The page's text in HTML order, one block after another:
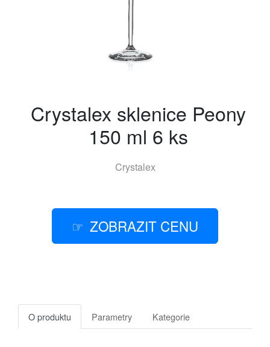
Crystalex sklenice Peony
150 ml 6 ks
Crystalex
ZOBRAZIT CENU
O produktu Parametry Kategorie